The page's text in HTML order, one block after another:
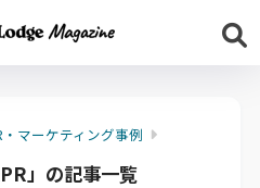
・マーケティング事例
」の記事一覧